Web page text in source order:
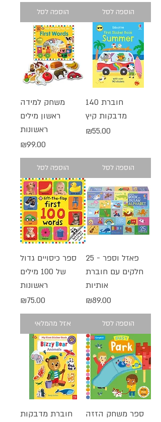
הוספה לסל הוספה לסל
חוברת 140
מדבקות קיץ
מחיר
₪55.00
הוספה לסל
משחק למידה
ראשון מילים
ראשונות
מחיר
₪99.00
הוספה לסל
פאזל וספר - 25
חלקים עם חוברת
אותיות
מחיר
₪89.00
הוספה לסל
ספר כיסויים גדול
של 100 מילים
ראשונות
מחיר
₪75.00
אזל מהמלאי
ספר משחק הזזה
חוברת מדבקות